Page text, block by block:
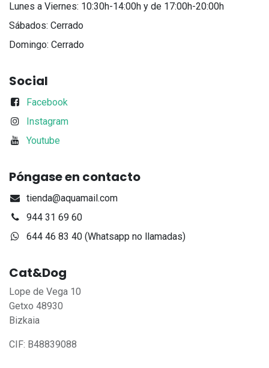
Lunes a Viernes: 10:30h-14:00h y de 17:00h-20:00h
Sábados: Cerrado
Domingo: Cerrado
Social
Facebook
Instagram
Youtube
Póngase en contacto
tienda@aquamail.com
944 31 69 60
644 46 83 40 (Whatsapp no llamadas)
Cat&Dog
Lope de Vega 10
Getxo 48930
Bizkaia
CIF: B48839088